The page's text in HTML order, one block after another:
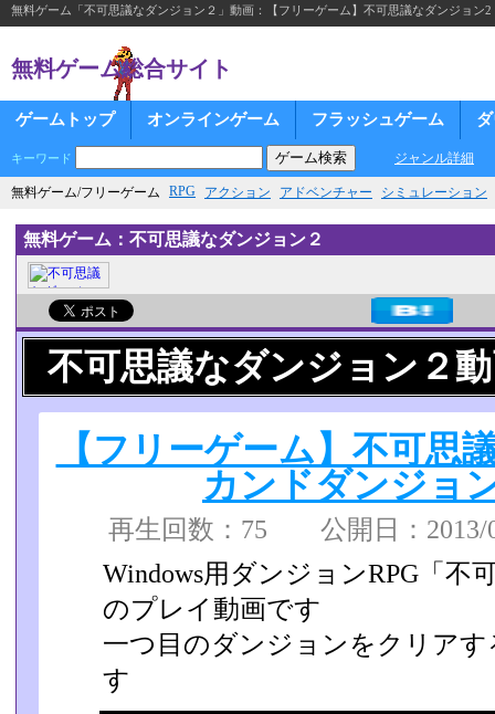
無料ゲーム「不可思議なダンジョン２」動画：【フリーゲーム】不可思議なダンジョ
無料ゲーム総合サイト
ゲームトップ オンラインゲーム フラッシュゲーム
キーワード ジャンル詳細
無料ゲーム/フリーゲーム RPG アクション アドベンチャー シミュレーション
無料ゲーム：不可思議なダンジョン２
不可思議なダンジョン２
【フリーゲーム】不可
カンドダンジョ
再生回数：75 公開日：2013/
Windows用ダンジョンRPG「
のプレイ動画です
一つ目のダンジョンをクリア
す